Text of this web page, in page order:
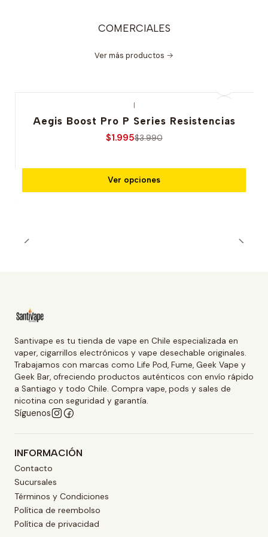
COMERCIALES
Ver más productos
|
Aegis Boost Pro P Series Resistencias
$1.995$3.990
Ver opciones
Santivape es tu tienda de vape en Chile especializada en
vaper, cigarrillos electrónicos y vape desechable originales.
Trabajamos con marcas como Life Pod, Fume, Geek Vape y
Geek Bar, ofreciendo productos auténticos con envío rápido
a Santiago y todo Chile. Compra vape, pods y sales de
nicotina con seguridad y garantía.
Síguenos
INFORMACIÓN
Contacto
Sucursales
Términos y Condiciones
Política de reembolso
Política de privacidad